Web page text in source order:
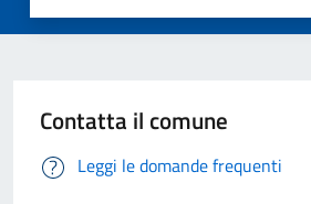
Contatta il comune
Leggi le domande frequenti